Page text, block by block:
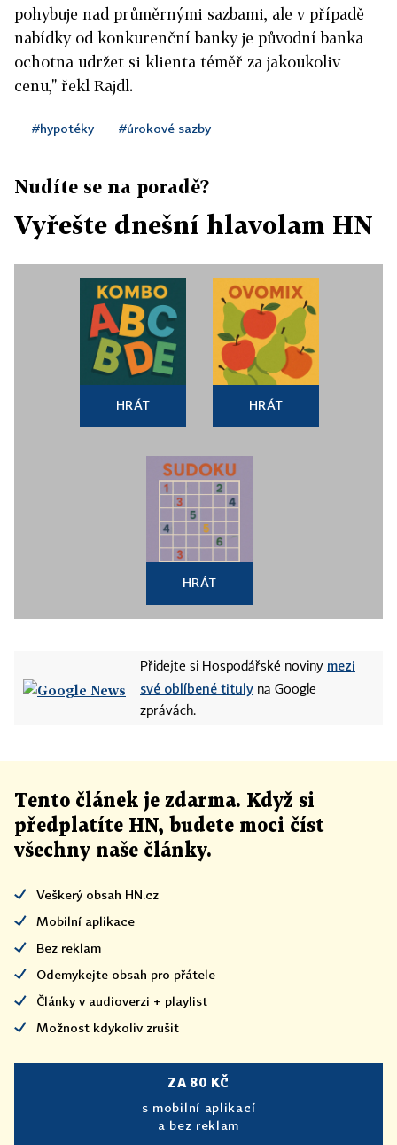
pohybuje nad průměrnými sazbami, ale v případě
nabídky od konkurenční banky je původní banka
ochotna udržet si klienta téměř za jakoukoliv
cenu," řekl Rajdl.
#hypotéky #úrokové sazby
Nudíte se na poradě?
Vyřešte dnešní hlavolam HN
HRÁT HRÁT
HRÁT
Přidejte si Hospodářské noviny mezi
své oblíbené tituly na Google
zprávách.
Tento článek je zdarma. Když si
předplatíte HN, budete moci číst
všechny naše články.
Veškerý obsah HN.cz
Mobilní aplikace
Bez reklam
Odemykejte obsah pro přátele
Články v audioverzi + playlist
Možnost kdykoliv zrušit
ZA 80 KČ
s mobilní aplikací
a bez reklam